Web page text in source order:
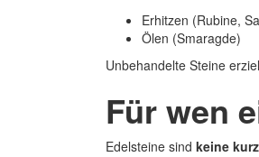
Erhitzen (Rubine,
Ölen (Smaragde)
Unbehandelte Steine
Für wen
Edelsteine sind keine